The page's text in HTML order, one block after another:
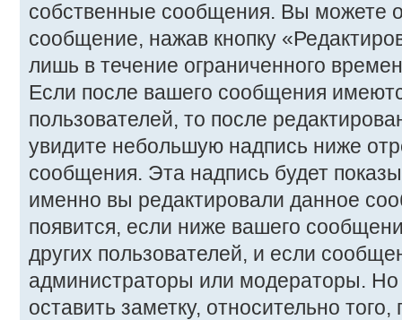
собственные сообщения. Вы можете
сообщение, нажав кнопку
лишь в течение ограниченного
Если после вашего сообщения
пользователей, то после
увидите небольшую надпись ниже
сообщения. Эта надпись будет
именно вы редактировали данное
появится, если ниже вашего
других пользователей, и если
администраторы или модераторы. Но
оставить заметку, относительно